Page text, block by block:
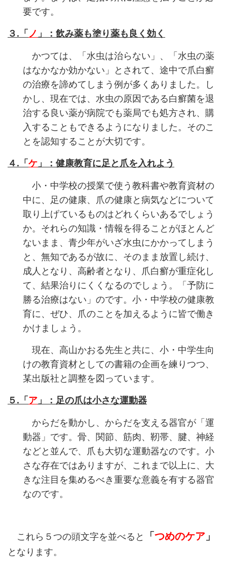
要です。
３.「ノ 」：飲み薬も塗り薬も良く効く
かつては、「水虫は治らない」、「水虫の薬
はなかなか効かない」とされて、途中で爪白癬
の治療を諦めてしまう例が多くありました。し
かし、現在では、水虫の原因である白癬菌を退
治する良い薬が病院でも薬局でも処方され、購
入することもできるようになりました。そのこ
とを認知することが大切です。
４.「ケ 」：健康教育に足と爪を入れよう
小・中学校の授業で使う教科書や教育資材の
中に、足の健康、爪の健康と病気などについて
取り上げているものはどれくらいあるでしょう
か。それらの知識・情報を得ることがほとんど
ないまま、青少年がいざ水虫にかかってしまう
と、無知であるが故に、そのまま放置し続け、
成人となり、高齢者となり、爪白癬が重症化し
て、結果治りにくくなるのでしょう。「予防に
勝る治療はない」のです。小・中学校の健康教
育に、ぜひ、爪のことを加えるように皆で働き
かけましょう。
現在、高山かおる先生と共に、小・中学生向
けの教育資材としての書籍の企画を練りつつ、
某出版社と調整を図っています。
５.「ア 」：足の爪は小さな運動器
からだを動かし、からだを支える器官が「運
動器」です。骨、関節、筋肉、靭帯、腱、神経
などと並んで、爪も大切な運動器なのです。小
さな存在ではありますが、これまで以上に、大
きな注目を集めるべき重要な意義を有する器官
なのです。
これら５つの頭文字を並べると 「つめのケア 」
となります。